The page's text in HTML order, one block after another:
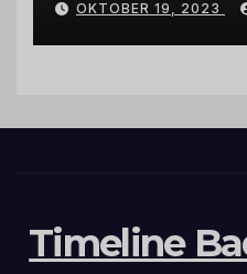
Hermeskeil
OKTOBER 19, 2023
Timeline